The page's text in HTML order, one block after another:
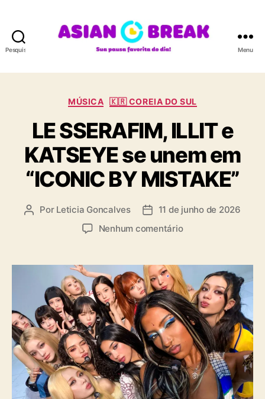
Pesquisar
I
A
N
B
R
E
A
K
Menu
C
t
e
g
o
r
MÚSICA 🇰🇷 COREIA DO SUL
LE SSERAFIM, ILLIT e
KATSEYE se unem em
“ICONIC BY MISTAKE”
A
r
s
t
Por Leticia Goncalves
D
d
e
p
u
b
l
i
c
a
ç
ã
11 de junho de 2026
Nenhum comentárioe
E
S
S
E
R
A
F
I
M
,